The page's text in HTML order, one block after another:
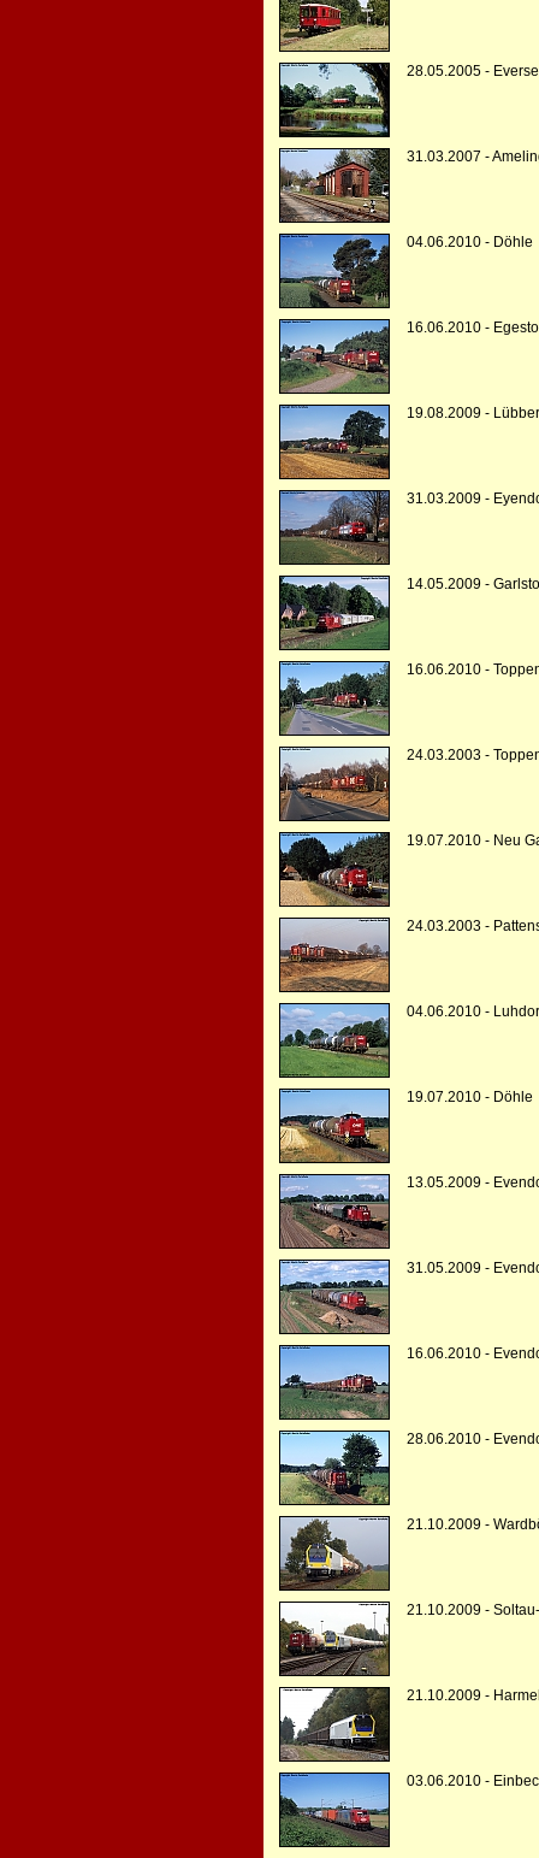
28.05.2005 -
31.03.2007 -
04.06.2010 - Döhle
16.06.2010 -
19.08.2009 -
31.03.2009 -
14.05.2009 -
16.06.2010 -
24.03.2003 -
19.07.2010 - Neu
24.03.2003 -
04.06.2010 -
19.07.2010 - Döhle
13.05.2009 -
31.05.2009 -
16.06.2010 -
28.06.2010 -
21.10.2009 -
21.10.2009 -
21.10.2009 -
03.06.2010 -